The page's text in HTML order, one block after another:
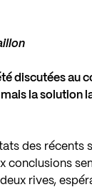
discutées au
la solution
des
conclusions
rives,